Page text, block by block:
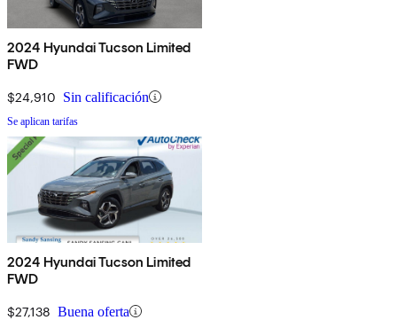
2024 Hyundai Tucson Limited
FWD
$24,910 Sin calificación
Se aplican tarifas
2024 Hyundai Tucson Limited
FWD
$27,138 Buena oferta